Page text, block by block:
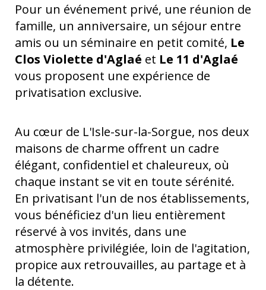
Pour un événement privé, une réunion de
famille, un anniversaire, un séjour entre
amis ou un séminaire en petit comité, Le
Clos Violette d'Aglaé et Le 11 d'Aglaé
vous proposent une expérience de
privatisation exclusive.
Au cœur de L'Isle-sur-la-Sorgue, nos deux
maisons de charme offrent un cadre
élégant, confidentiel et chaleureux, où
chaque instant se vit en toute sérénité.
En privatisant l'un de nos établissements,
vous bénéficiez d'un lieu entièrement
réservé à vos invités, dans une
atmosphère privilégiée, loin de l'agitation,
propice aux retrouvailles, au partage et à
la détente.